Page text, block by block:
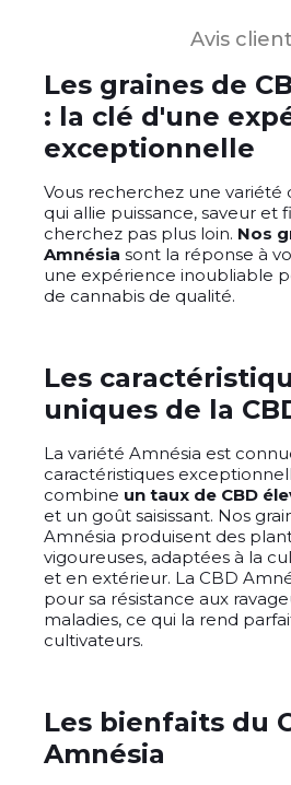
Avis
Les graines de
: la clé d'une
exceptionnelle
Vous recherchez une variété
qui allie puissance, saveur et
cherchez pas plus loin. Nos
Amnésia sont la réponse à
une expérience inoubliable
de cannabis de qualité.
Les
uniques de la
La variété Amnésia est
caractéristiques
combine un taux de CBD
et un goût saisissant. Nos
Amnésia produisent des
vigoureuses, adaptées à la
et en extérieur. La CBD
pour sa résistance aux
maladies, ce qui la rend
cultivateurs.
Les bienfaits du
Amnésia